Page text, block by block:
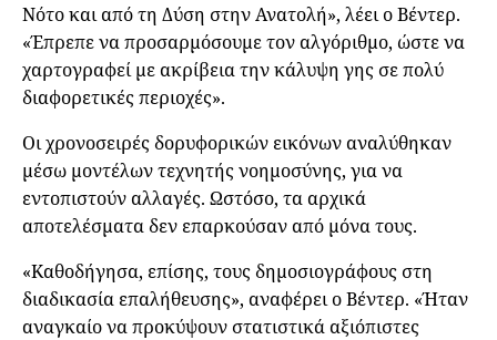
Νότο και από τη Δύση στην Ανατολή», λέει ο Βέντερ.
«Έπρεπε να προσαρμόσουμε τον αλγόριθμο, ώστε να
χαρτογραφεί με ακρίβεια την κάλυψη γης σε πολύ
διαφορετικές περιοχές».
Οι χρονοσειρές δορυφορικών εικόνων αναλύθηκαν
μέσω μοντέλων τεχνητής νοημοσύνης, για να
εντοπιστούν αλλαγές. Ωστόσο, τα αρχικά
αποτελέσματα δεν επαρκούσαν από μόνα τους.
«Καθοδήγησα, επίσης, τους δημοσιογράφους στη
διαδικασία επαλήθευσης», αναφέρει ο Βέντερ. «Ήταν
αναγκαίο να προκύψουν στατιστικά αξιόπιστες